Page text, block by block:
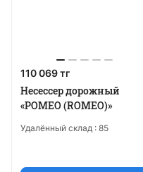
110 069 тг
Несессер дорожный
«РОМЕО (ROMEO)»
Удалённый склад : 85